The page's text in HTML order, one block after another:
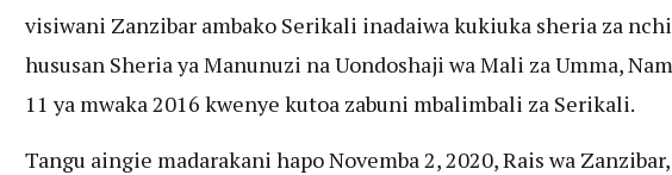
visiwani Zanzibar ambako Serikali inadaiwa kukiuka sheria za
hususan Sheria ya Manunuzi na Uondoshaji wa Mali za Umma,
11 ya mwaka 2016 kwenye kutoa zabuni mbalimbali za Serikali.
Tangu aingie madarakani hapo Novemba 2, 2020, Rais wa Zanzibar,